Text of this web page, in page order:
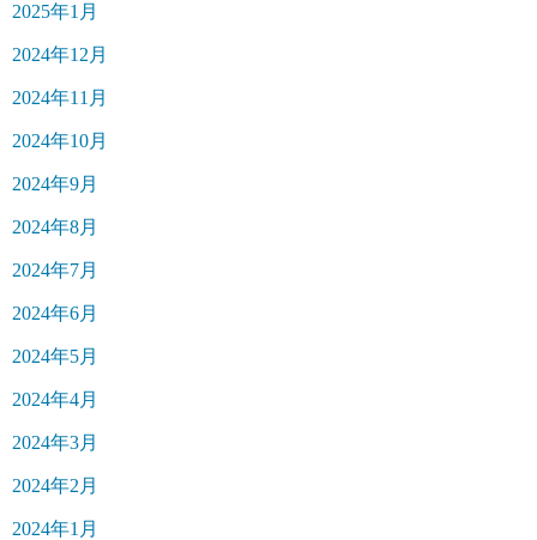
2025年1月
2024年12月
2024年11月
2024年10月
2024年9月
2024年8月
2024年7月
2024年6月
2024年5月
2024年4月
2024年3月
2024年2月
2024年1月